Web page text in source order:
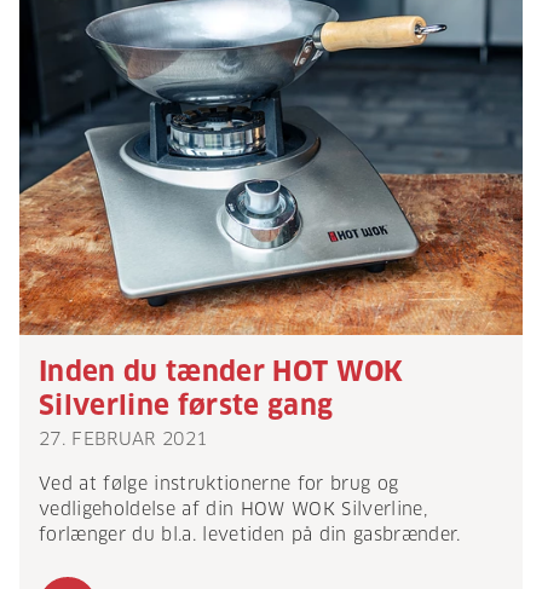
Inden du tænder HOT WOK
Silverline første gang
27. FEBRUAR 2021
Ved at følge instruktionerne for brug og
vedligeholdelse af din HOW WOK Silverline,
forlænger du bl.a. levetiden på din gasbrænder.